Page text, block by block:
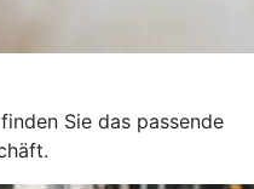
Sie das passende